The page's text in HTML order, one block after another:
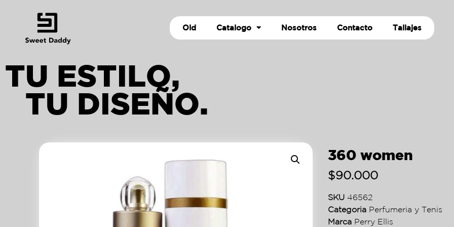
Old Catalogo Nosotros Contacto Tallajes
TU ESTILO,
TU DISEÑO.
360 women
$90.000
SKU 46562
Categoria Perfumeria y Tenis
Marca Perry Ellis